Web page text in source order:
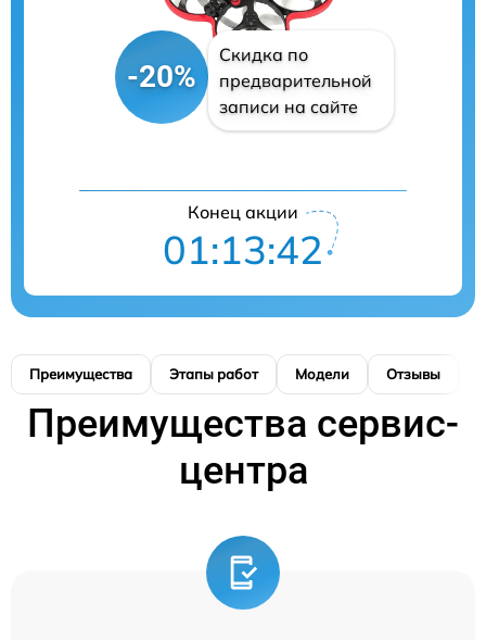
-20%
Скидка по
предварительной
записи на сайте
Конец акции
01:13:41
Преимущества Этапы работ Модели Отзывы
Преимущества сервис-
центра